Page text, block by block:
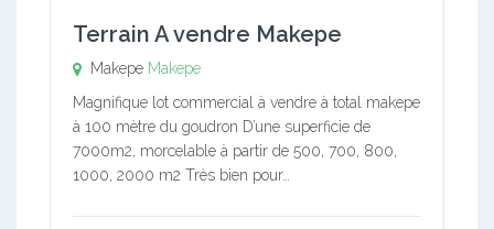
Terrain A vendre Makepe
Makepe Makepe
Magnifique lot commercial à vendre à total makepe
à 100 mètre du goudron D’une superficie de
7000m2, morcelable à partir de 500, 700, 800,
1000, 2000 m2 Très bien pour…